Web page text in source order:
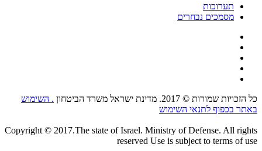
תערוכות
מסמכים נבחרים
כל הזכויות שמורות © 2017. מדינת ישראל משרד הביטחון
. השימוש
באתר בכפוף לתנאי השימוש
Copyright © 2017.The state of Israel. Ministry of Defense. All rights
reserved Use is subject to terms of use